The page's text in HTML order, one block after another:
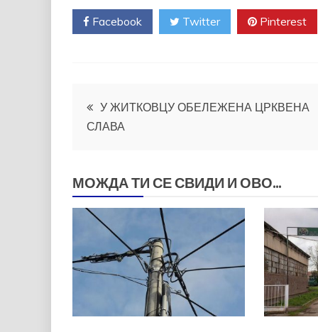
Facebook Twitter Pinterest
Кретање
У ЖИТКОВЦУ ОБЕЛЕЖЕНА ЦРКВЕНА
СЛАВА
МОЖДА ТИ СЕ СВИДИ И ОВО...